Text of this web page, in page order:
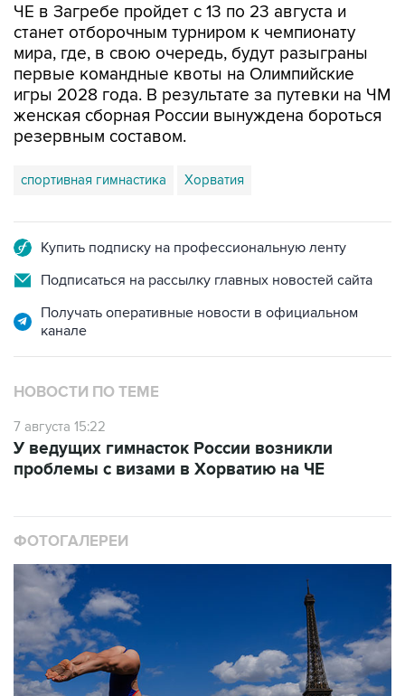
ЧЕ в Загребе пройдет с 13 по 23 августа и
станет отборочным турниром к чемпионату
мира, где, в свою очередь, будут разыграны
первые командные квоты на Олимпийские
игры 2028 года. В результате за путевки на ЧМ
женская сборная России вынуждена бороться
резервным составом.
спортивная гимнастика Хорватия
Купить подписку на профессиональную ленту
Подписаться на рассылку главных новостей сайта
Получать оперативные новости в официальном
канале
НОВОСТИ ПО ТЕМЕ
7 августа 15:22
У ведущих гимнасток России возникли
проблемы с визами в Хорватию на ЧЕ
ФОТОГАЛЕРЕИ